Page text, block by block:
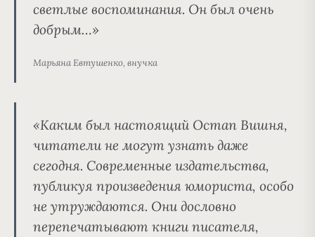
светлые воспоминания. Он был очень
добрым…»
Марьяна Евтушенко, внучка
«Каким был настоящий Остап Вишня,
читатели не могут узнать даже
сегодня. Современные издательства,
публикуя произведения юмориста, особо
не утруждаются. Они дословно
перепечатывают книги писателя,